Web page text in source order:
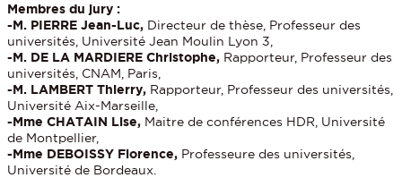
Membres du jury :
-M. PIERRE Jean-Luc, Directeur de thèse, Professeur des
universités, Université Jean Moulin Lyon 3,
-M. DE LA MARDIERE Christophe, Rapporteur, Professeur des
universités, CNAM, Paris,
-M. LAMBERT Thierry, Rapporteur, Professeur des universités,
Université Aix-Marseille,
-Mme CHATAIN Lise, Maitre de conférences HDR, Université
de Montpellier,
-Mme DEBOISSY Florence, Professeure des universités,
Université de Bordeaux.